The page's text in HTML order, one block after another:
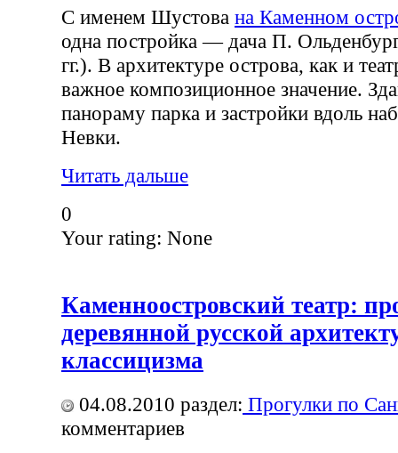
С именем Шустова на Каменном
одна постройка — дача П.
гг.). В архитектуре острова, как и
важное композиционное значение.
панораму парка и застройки вдоль
Невки.
Читать дальше
0
Your rating: None
Каменноостровский театр:
деревянной русской
классицизма
04.08.2010 раздел: Прогулки по
комментариев